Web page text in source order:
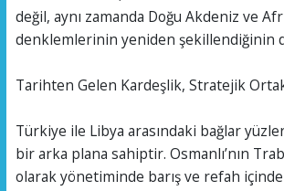
değil, aynı zamanda Doğu Akdeniz ve
denklemlerinin yeniden şekillendiğinin
Tarihten Gelen Kardeşlik, Stratejik
Türkiye ile Libya arasındaki bağlar
bir arka plana sahiptir. Osmanlı’nın
olarak yönetiminde barış ve refah